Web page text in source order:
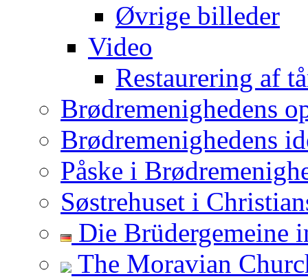
Øvrige billeder
Video
Restaurering af
Brødremenighedens
Brødremenighedens
Påske i
Søstrehuset i
Die Brüdergemeine
The Moravian